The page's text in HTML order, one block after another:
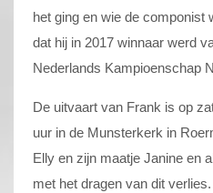
het ging en wie de componist
dat hij in 2017 winnaar werd
Nederlands Kampioenschap
De uitvaart van Frank is op
uur in de Munsterkerk in
Elly en zijn maatje Janine en
met het dragen van dit verlies.